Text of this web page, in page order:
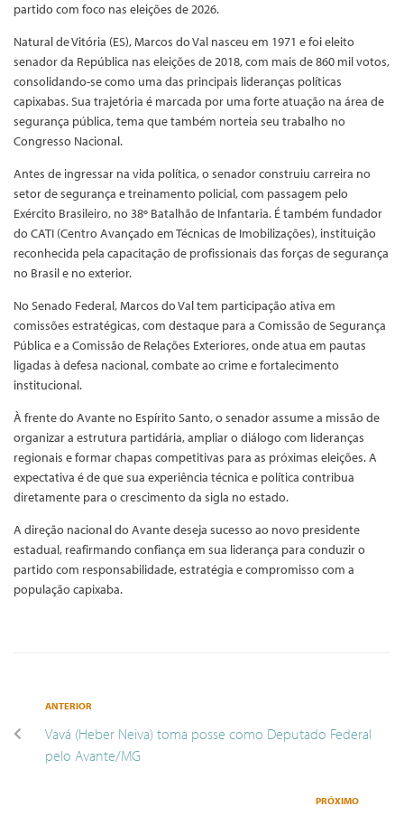
partido com foco nas eleições de 2026.
Natural de Vitória (ES), Marcos do Val nasceu em 1971 e foi eleito
senador da República nas eleições de 2018, com mais de 860 mil votos,
consolidando-se como uma das principais lideranças políticas
capixabas. Sua trajetória é marcada por uma forte atuação na área de
segurança pública, tema que também norteia seu trabalho no
Congresso Nacional.
Antes de ingressar na vida política, o senador construiu carreira no
setor de segurança e treinamento policial, com passagem pelo
Exército Brasileiro, no 38º Batalhão de Infantaria. É também fundador
do CATI (Centro Avançado em Técnicas de Imobilizações), instituição
reconhecida pela capacitação de profissionais das forças de segurança
no Brasil e no exterior.
No Senado Federal, Marcos do Val tem participação ativa em
comissões estratégicas, com destaque para a Comissão de Segurança
Pública e a Comissão de Relações Exteriores, onde atua em pautas
ligadas à defesa nacional, combate ao crime e fortalecimento
institucional.
À frente do Avante no Espírito Santo, o senador assume a missão de
organizar a estrutura partidária, ampliar o diálogo com lideranças
regionais e formar chapas competitivas para as próximas eleições. A
expectativa é de que sua experiência técnica e política contribua
diretamente para o crescimento da sigla no estado.
A direção nacional do Avante deseja sucesso ao novo presidente
estadual, reafirmando confiança em sua liderança para conduzir o
partido com responsabilidade, estratégia e compromisso com a
população capixaba.
ANTERIOR
Vavá (Heber Neiva) toma posse como Deputado Federal
pelo Avante/MG
PRÓXIMO